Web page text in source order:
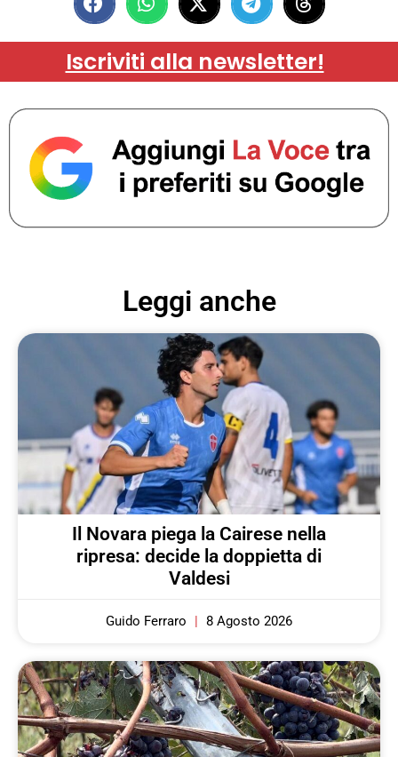
Iscriviti alla newsletter!
Leggi anche
Il Novara piega la Cairese nella
ripresa: decide la doppietta di
Valdesi
Guido Ferraro 8 Agosto 2026